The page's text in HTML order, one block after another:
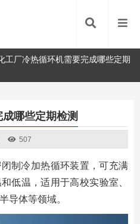
工厂冷热循环机需要完成哪些定期
哪些定期检测
507
制冷加热循环装置，可充满
低温，适用于高校实验室、
导体等领域。